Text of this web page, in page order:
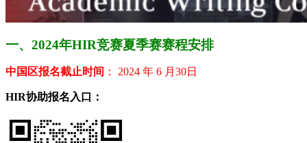
一、2024年HIR竞赛夏季赛赛程安排
中国区报名截止时间 ： 2024 年 6 月30日
HIR协助报名入口：